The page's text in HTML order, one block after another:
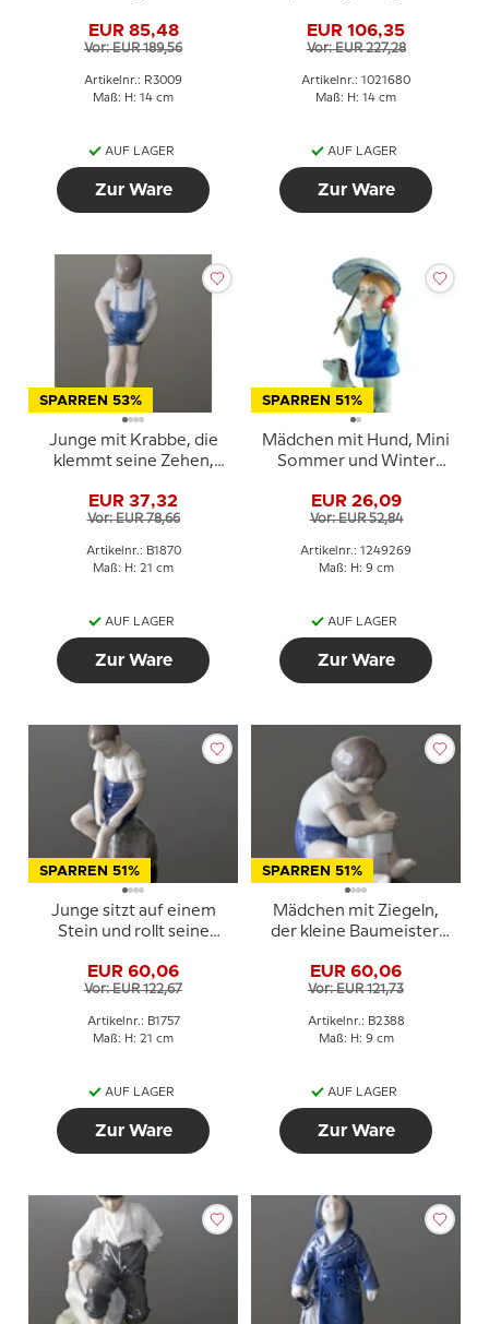
Figur Nr. 3009
EUR 85,48
Vor: EUR 189,56
Artikelnr.: R3009
Maß: H: 14 cm
AUF LAGER
Zur Ware
EUR 106,35
Vor: EUR 227,28
Artikelnr.: 1021680
Maß: H: 14 cm
AUF LAGER
Zur Ware
SPARREN 53%
Junge mit Krabbe, die
klemmt seine Zehen,
Nr. 1870
EUR 37,32
Vor: EUR 78,66
Artikelnr.: B1870
Maß: H: 21 cm
AUF LAGER
Zur Ware
SPARREN 51%
Mädchen mit Hund, Mini
Sommer und Winter
Copenhagen Figur Nr.
269
EUR 26,09
Vor: EUR 52,84
Artikelnr.: 1249269
Maß: H: 9 cm
AUF LAGER
Zur Ware
SPARREN 51%
Junge sitzt auf einem
Stein und rollt seine
Gröndahl Figur Nr. 1757
EUR 60,06
Vor: EUR 122,67
Artikelnr.: B1757
Maß: H: 21 cm
AUF LAGER
Zur Ware
SPARREN 51%
Mädchen mit Ziegeln,
der kleine Baumeister,
Nr. 2388
EUR 60,06
Vor: EUR 121,73
Artikelnr.: B2388
Maß: H: 9 cm
AUF LAGER
Zur Ware